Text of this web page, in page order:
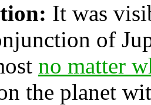
It was
of
no matter
the planet